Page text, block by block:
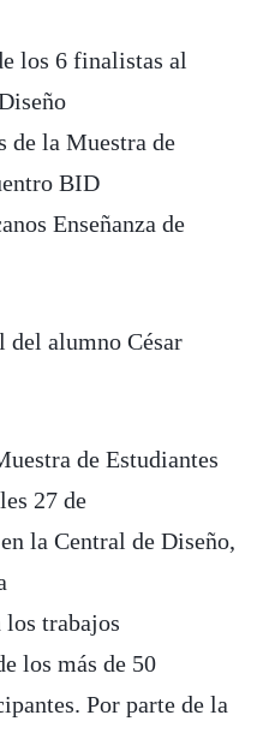
los 6 finalistas al
de la Muestra de
BID
Enseñanza de
alumno César
de Estudiantes
27 de
la Central de Diseño,
los trabajos
los más de 50
Por parte de la